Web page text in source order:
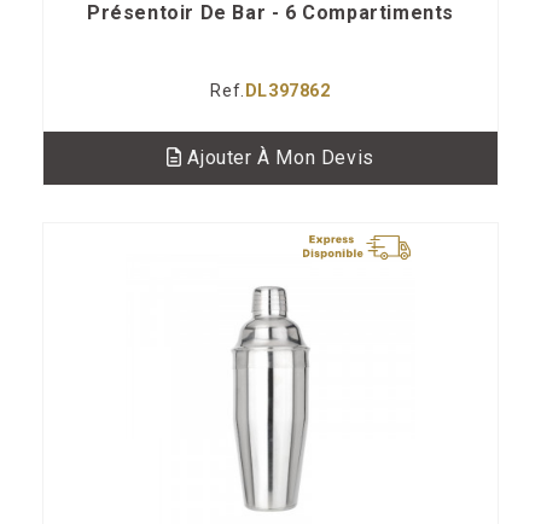
Présentoir De Bar - 6 Compartiments
Ref. DL397862
Ajouter À Mon Devis